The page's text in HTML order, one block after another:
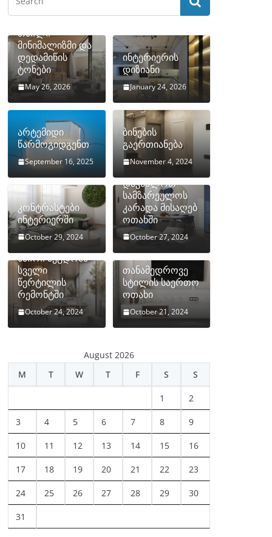
თბილი
მინიმალიზმი და
დედამიწის
ტონები
May 26, 2026
ინტერიერის
დიზიანი
January 24, 2026
არტემიდი
წარმოგიდგენთ
September 16, 2025
ბინების
გაერთიანება
November 4, 2024
კონტრასტები
ინტერიერში
October 29, 2024
როგორ
დავმალოთ
სამზარეულოს
კარადა მისაღებ
ოთახში
October 27, 2024
ხშირი შეცდომა
სველი
წერტილის
რემონტში
October 24, 2024
თანამედროვე
სტილის საერთო
ოთახი
October 21, 2024
August 2026
M
T W T F S S
1 2
3 4 5 6 7 8 9
10 11 12 13 14 15 16
17 18 19 20 21 22 23
24 25 26 27 28 29 30
31